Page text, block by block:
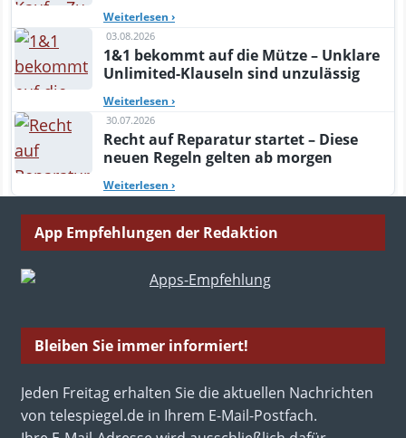
Weiterlesen ›
03.08.2026
1&1 bekommt auf die Mütze – Unklare
Unlimited-Klauseln sind unzulässig
Weiterlesen ›
30.07.2026
Recht auf Reparatur startet – Diese
neuen Regeln gelten ab morgen
Weiterlesen ›
App Empfehlungen der Redaktion
Bleiben Sie immer informiert!
Jeden Freitag erhalten Sie die aktuellen Nachrichten
von telespiegel.de in Ihrem E-Mail-Postfach.